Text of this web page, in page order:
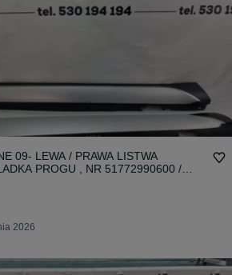
09- LEWA / PRAWA LISTWA
PROGU , NR 51772990600 /
PR362
2026